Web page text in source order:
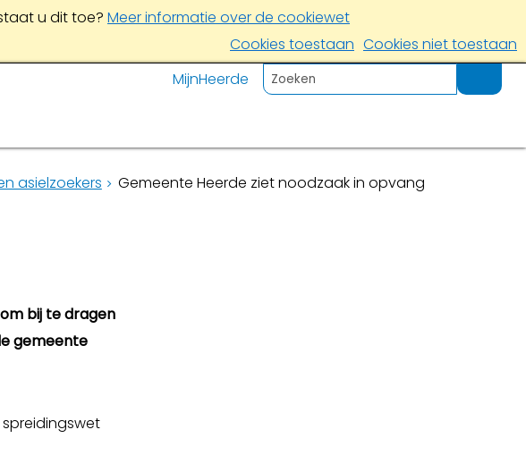
u dit toe? Meer informatie over de cookiewet
Cookies toestaan Cookies niet toestaan
MijnHeerde
asielzoekers Gemeente Heerde ziet noodzaak in opvang
bij te dragen
gemeente